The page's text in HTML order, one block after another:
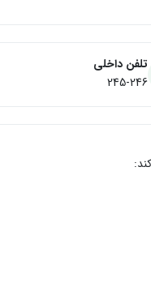
تلفن داخلی
245-246